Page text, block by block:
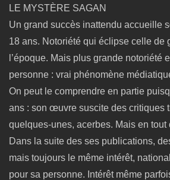
LE MYSTÈRE SAGAN
Un grand succès inattendu accueille
18 ans. Notoriété qui éclipse celle de
l’époque. Mais plus grande notoriété
personne : vrai phénomène
On peut le comprendre en partie
ans : son œuvre suscite des critiques
quelques-unes, acerbes. Mais en tout
Dans la suite des ses publications,
mais toujours le même intérêt,
pour sa personne. Intérêt même